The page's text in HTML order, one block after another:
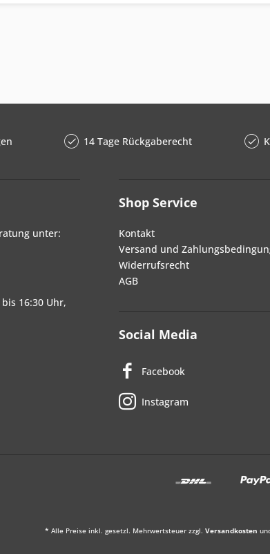
14 Tage Rückgaberecht
unter:
16:30 Uhr,
Shop Service
Kontakt
Versand und
Widerrufsrecht
AGB
Social Media
Facebook
Instagram
* Alle Preise inkl. gesetzl. Mehrwertsteuer zzgl. Versandkosten